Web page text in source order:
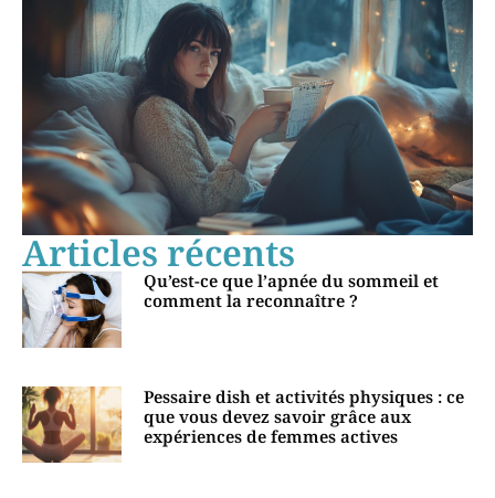
Articles récents
Qu’est-ce que l’apnée du sommeil et
comment la reconnaître ?
Pessaire dish et activités physiques : ce
que vous devez savoir grâce aux
expériences de femmes actives